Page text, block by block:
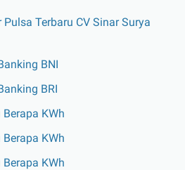
Terbaru CV Sinar Surya
BNI
BRI
KWh
KWh
KWh